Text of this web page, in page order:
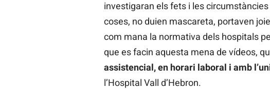
investigaran els fets i les
coses, no duien mascareta, portaven
com mana la normativa dels hospitals
que es facin aquesta mena de vídeos,
assistencial, en horari laboral i amb
l’Hospital Vall d’Hebron.